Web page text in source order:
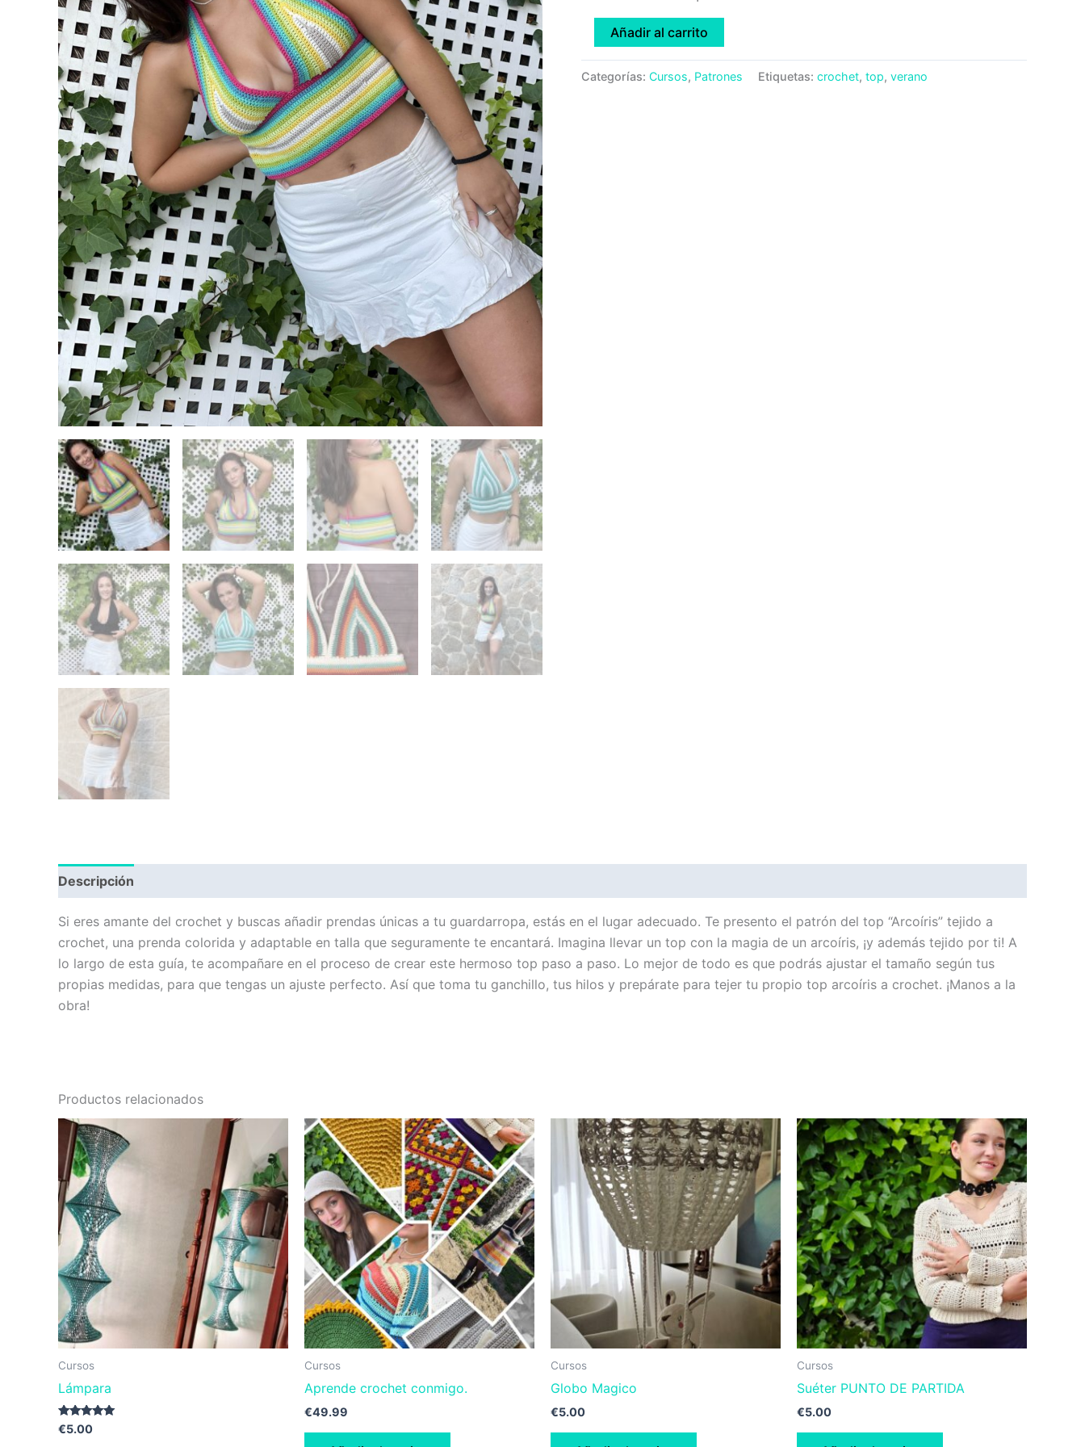
Añadir al carrito
Categorías: Cursos, Patrones Etiquetas: crochet, top, verano
Descripción
Si eres amante del crochet y buscas añadir prendas únicas a tu guardarropa, estás en el lugar adecuado. Te presento el patrón del top “Arcoíris” tejido a
crochet, una prenda colorida y adaptable en talla que seguramente te encantará. Imagina llevar un top con la magia de un arcoíris, ¡y además tejido por ti! A
lo largo de esta guía, te acompañare en el proceso de crear este hermoso top paso a paso. Lo mejor de todo es que podrás ajustar el tamaño según tus
propias medidas, para que tengas un ajuste perfecto. Así que toma tu ganchillo, tus hilos y prepárate para tejer tu propio top arcoíris a crochet. ¡Manos a la
obra!
Productos relacionados
Cursos
Lámpara
Valorado con
€5.00
Cursos
Aprende crochet conmigo.
€49.99
Cursos
Globo Magico
€5.00
Cursos
Suéter PUNTO DE PARTIDA
€5.00